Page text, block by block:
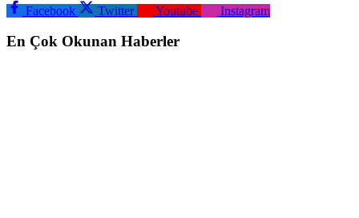
Facebook Twitter Youtube Instagram
En Çok Okunan Haberler